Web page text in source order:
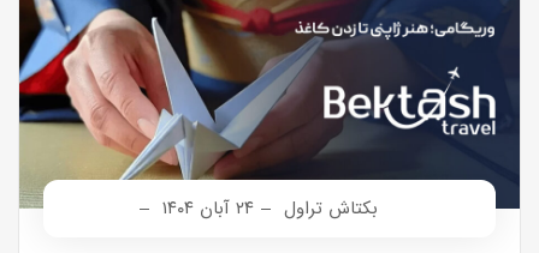
بکتاش تراول ۲۴ آبان ۱۴۰۴